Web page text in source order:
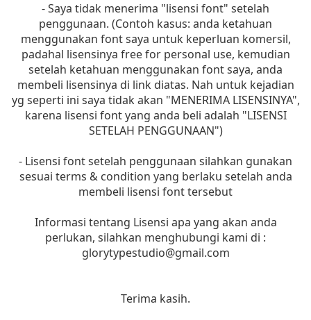
- Saya tidak menerima "lisensi font" setelah
penggunaan. (Contoh kasus: anda ketahuan
menggunakan font saya untuk keperluan komersil,
padahal lisensinya free for personal use, kemudian
setelah ketahuan menggunakan font saya, anda
membeli lisensinya di link diatas. Nah untuk kejadian
yg seperti ini saya tidak akan "MENERIMA LISENSINYA",
karena lisensi font yang anda beli adalah "LISENSI
SETELAH PENGGUNAAN")
- Lisensi font setelah penggunaan silahkan gunakan
sesuai terms & condition yang berlaku setelah anda
membeli lisensi font tersebut
Informasi tentang Lisensi apa yang akan anda
perlukan, silahkan menghubungi kami di :
glorytypestudio@gmail.com
Terima kasih.